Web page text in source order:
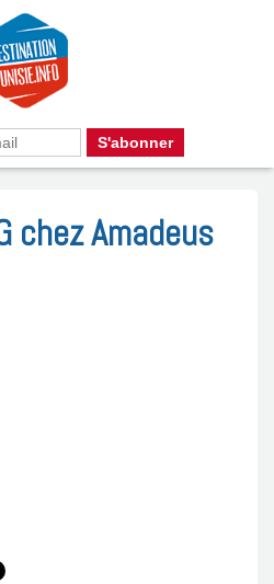
chez Amadeus